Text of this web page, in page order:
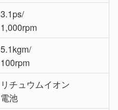
3.1ps/
1,000rpm
5.1kgm/
100rpm
リチュウムイオン
電池